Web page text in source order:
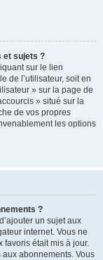
et sujets ?
sur le lien
de l’utilisateur, soit en
» sur la page de
» situé sur la
de vos propres
les options
?
un sujet aux
internet. Vous ne
favoris était mis à jour.
abonnements. Vous